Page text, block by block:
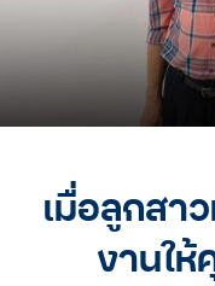
เมื่อลูกสา
งานใ